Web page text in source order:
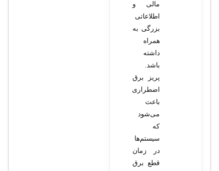
مالی و
اطلاعاتی
بزرگی به
همراه
داشته
باشد.
پریز برق
اضطراری
باعث
می‌شود
که
سیستم‌ها
در زمان
قطع برق